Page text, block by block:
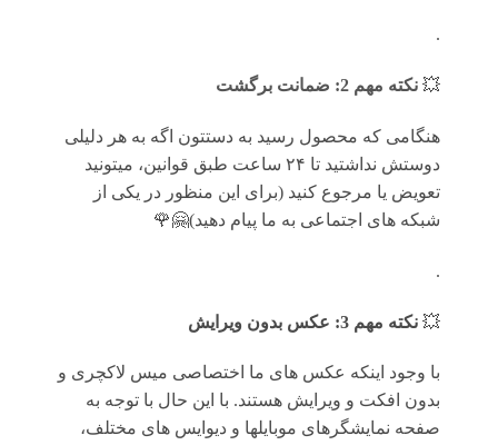
.
💥 نکته مهم 2: ضمانت برگشت
هنگامی که محصول رسید به دستتون اگه به هر دلیلی
دوستش نداشتید تا ۲۴ ساعت طبق قوانین، میتونید
تعویض یا مرجوع کنید (برای این منظور در یکی از
شبکه های اجتماعی به ما پیام دهید)🤗🌹
.
💥 نکته مهم 3: عکس بدون ویرایش
با وجود اینکه عکس های ما اختصاصی میس لاکچری و
بدون افکت و ویرایش هستند. با این حال با توجه به
صفحه نمایشگرهای موبایلها و دیوایس های مختلف،